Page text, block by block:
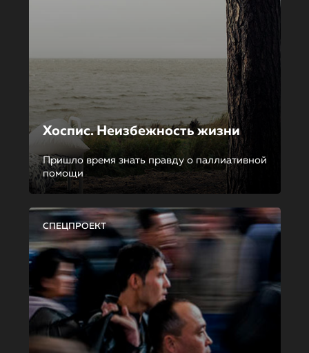
Хоспис. Неизбежность жизни
Пришло время знать правду о паллиативной
помощи
СПЕЦПРОЕКТ